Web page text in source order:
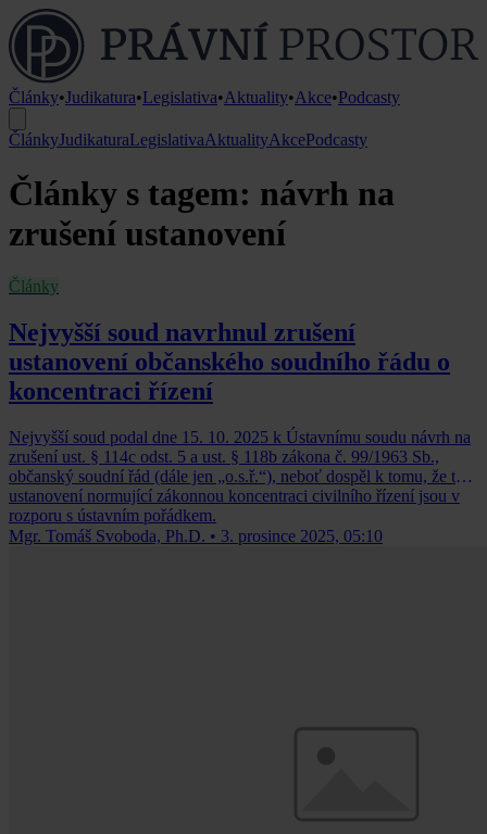
Články•Judikatura•Legislativa•Aktuality•Akce•Podcasty
ČlánkyJudikaturaLegislativaAktualityAkcePodcasty
Články s tagem: návrh na
zrušení ustanovení
Články
Nejvyšší soud navrhnul zrušení
ustanovení občanského soudního řádu o
koncentraci řízení
Nejvyšší soud podal dne 15. 10. 2025 k Ústavnímu soudu návrh na
zrušení ust. § 114c odst. 5 a ust. § 118b zákona č. 99/1963 Sb.,
občanský soudní řád (dále jen „o.s.ř.“), neboť dospěl k tomu, že tato
ustanovení normující zákonnou koncentraci civilního řízení jsou v
rozporu s ústavním pořádkem.
Mgr. Tomáš Svoboda, Ph.D. • 3. prosince 2025, 05:10